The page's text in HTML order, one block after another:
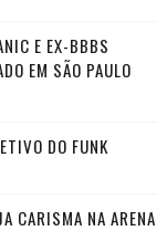
E EX-BBBS
EM SÃO PAULO
DO FUNK
CARISMA NA ARENA